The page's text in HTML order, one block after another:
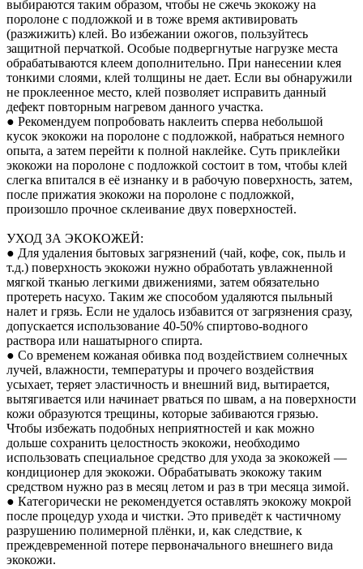
выбираются таким образом, чтобы не сжечь экокожу на
поролоне с подложкой и в тоже время активировать
(разжижить) клей. Во избежании ожогов, пользуйтесь
защитной перчаткой. Особые подвергнутые нагрузке места
обрабатываются клеем дополнительно. При нанесении клея
тонкими слоями, клей толщины не дает. Если вы обнаружили
не проклеенное место, клей позволяет исправить данный
дефект повторным нагревом данного участка.
● Рекомендуем попробовать наклеить сперва небольшой
кусок экокожи на поролоне с подложкой, набраться немного
опыта, а затем перейти к полной наклейке. Суть приклейки
экокожи на поролоне с подложкой состоит в том, чтобы клей
слегка впитался в её изнанку и в рабочую поверхность, затем,
после прижатия экокожи на поролоне с подложкой,
произошло прочное склеивание двух поверхностей.
УХОД ЗА ЭКОКОЖЕЙ:
● Для удаления бытовых загрязнений (чай, кофе, сок, пыль и
т.д.) поверхность экокожи нужно обработать увлажненной
мягкой тканью легкими движениями, затем обязательно
протереть насухо. Таким же способом удаляются пыльный
налет и грязь. Если не удалось избавится от загрязнения сразу,
допускается использование 40-50% спиртово-водного
раствора или нашатырного спирта.
● Со временем кожаная обивка под воздействием солнечных
лучей, влажности, температуры и прочего воздействия
усыхает, теряет эластичность и внешний вид, вытирается,
вытягивается или начинает рваться по швам, а на поверхности
кожи образуются трещины, которые забиваются грязью.
Чтобы избежать подобных неприятностей и как можно
дольше сохранить целостность экокожи, необходимо
использовать специальное средство для ухода за экокожей —
кондиционер для экокожи. Обрабатывать экокожу таким
средством нужно раз в месяц летом и раз в три месяца зимой.
● Категорически не рекомендуется оставлять экокожу мокрой
после процедур ухода и чистки. Это приведёт к частичному
разрушению полимерной плёнки, и, как следствие, к
преждевременной потере первоначального внешнего вида
экокожи.